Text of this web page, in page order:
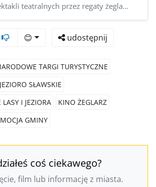
teatralnych przez regaty żegla…
😊 udostępnij
TARGI TURYSTYCZNE
JEZIORO SŁAWSKIE
I JEZIORA
KINO ŻEGLARZ
GMINY
coś ciekawego?
film lub informację z miasta.